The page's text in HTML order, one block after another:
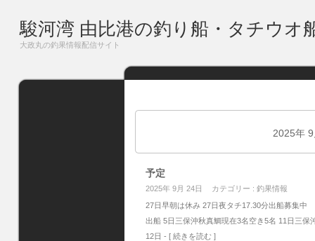
駿河湾 由比港の釣り船・タチウオ
大政丸の釣果情報配信サイト
2025年
予定
2025年 9月 24日 カテゴリー : 釣果情報
27日早朝は休み 27日夜タチ17.30分出船募集
出船 5日三保沖秋真鯛現在3名空き5名 11日三
12日 - [ 続きを読む ]